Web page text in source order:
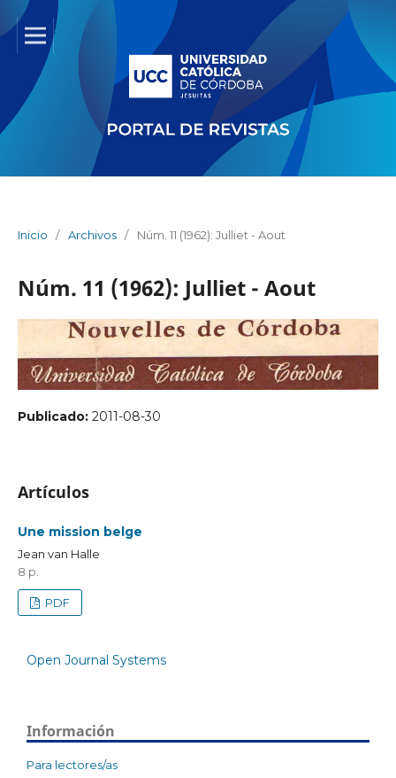
Inicio / Archivos / Núm. 11 (1962): Julliet - Aout
Núm. 11 (1962): Julliet - Aout
Publicado: 2011-08-30
Artículos
Une mission belge
Jean van Halle
8 p.
PDF
Open Journal Systems
Información
Para lectores/as